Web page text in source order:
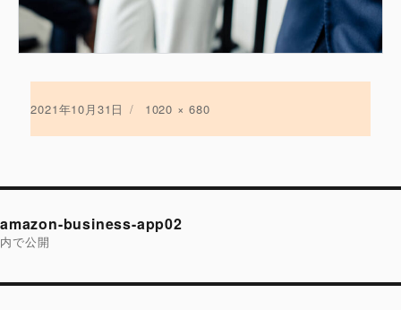
投
2021年10月31日
フ
ズ
1020 × 680
投
ナ
ビ
ゲ
シ
amazon-business-app02
内で公開